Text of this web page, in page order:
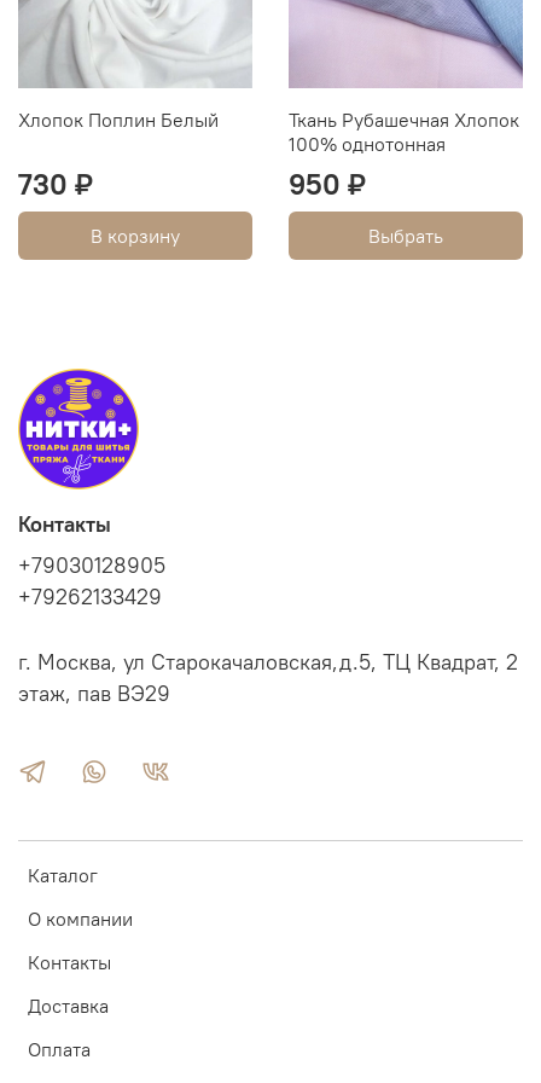
Хлопок Поплин Белый
730 ₽
В корзину
Ткань Рубашечная Хлопок
100% однотонная
950 ₽
Выбрать
Каталог
О компании
Контакты
Доставка
Оплата
Контакты
+79030128905
+79262133429
г. Москва, ул Старокачаловская,д.5, ТЦ Квадрат, 2
этаж, пав ВЭ29